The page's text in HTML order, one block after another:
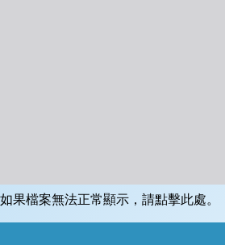
如果檔案無法正常顯示，請點擊此處。